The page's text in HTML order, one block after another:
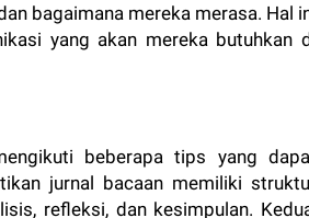
bagaimana mereka merasa. Hal
yang akan mereka butuhkan
beberapa tips yang
jurnal bacaan memiliki
refleksi, dan kesimpulan.